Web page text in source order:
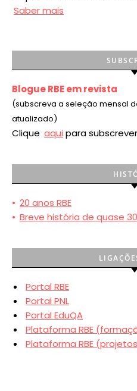
Saber mais
Blogue RBE em revista
(subscreva a seleção mensal
atualizado)
Clique aqui para subscrever
• 20 anos RBE
• Breve história de quase
Portal RBE
Portal PNL
Portal EduQA
Plataforma RBE
Plataforma RBE